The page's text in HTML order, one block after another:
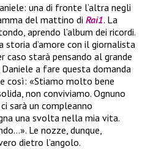
una di fronte l’altra negli
del mattino di Rai1. La
aprendo l’album dei ricordi.
storia d’amore con il giornalista
caso starà pensando al grande
Daniele a fare questa domanda
così: «Stiamo molto bene
non conviviamo. Ognuno
sarà un compleanno
una svolta nella mia vita.
Le nozze, dunque,
dietro l’angolo.